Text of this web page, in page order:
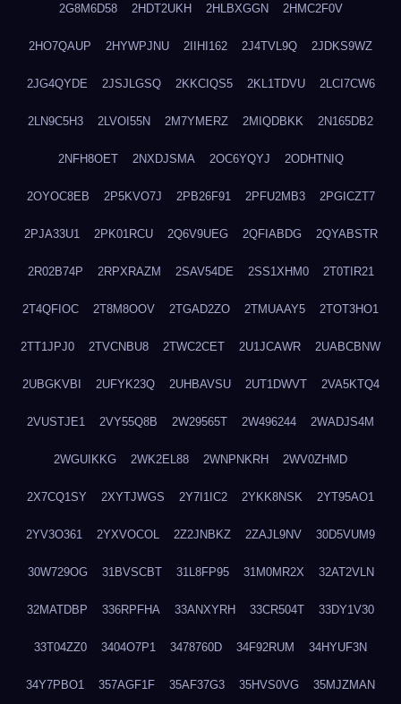
2G8M6D58 2HDT2UKH 2HLBXGGN 2HMC2F0V
2HO7QAUP 2HYWPJNU 2IIHI162 2J4TVL9Q 2JDKS9WZ
2JG4QYDE 2JSJLGSQ 2KKCIQS5 2KL1TDVU 2LCI7CW6
2LN9C5H3 2LVOI55N 2M7YMERZ 2MIQDBKK 2N165DB2
2NFH8OET 2NXDJSMA 2OC6YQYJ 2ODHTNIQ
2OYOC8EB 2P5KVO7J 2PB26F91 2PFU2MB3 2PGICZT7
2PJA33U1 2PK01RCU 2Q6V9UEG 2QFIABDG 2QYABSTR
2R02B74P 2RPXRAZM 2SAV54DE 2SS1XHM0 2T0TIR21
2T4QFIOC 2T8M8OOV 2TGAD2ZO 2TMUAAY5 2TOT3HO1
2TT1JPJ0 2TVCNBU8 2TWC2CET 2U1JCAWR 2UABCBNW
2UBGKVBI 2UFYK23Q 2UHBAVSU 2UT1DWVT 2VA5KTQ4
2VUSTJE1 2VY55Q8B 2W29565T 2W496244 2WADJS4M
2WGUIKKG 2WK2EL88 2WNPNKRH 2WV0ZHMD
2X7CQ1SY 2XYTJWGS 2Y7I1IC2 2YKK8NSK 2YT95AO1
2YV3O361 2YXVOCOL 2Z2JNBKZ 2ZAJL9NV 30D5VUM9
30W729OG 31BVSCBT 31L8FP95 31M0MR2X 32AT2VLN
32MATDBP 336RPFHA 33ANXYRH 33CR504T 33DY1V30
33T04ZZ0 3404O7P1 3478760D 34F92RUM 34HYUF3N
34Y7PBO1 357AGF1F 35AF37G3 35HVS0VG 35MJZMAN